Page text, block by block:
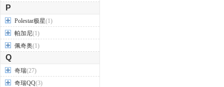
P
Polestar极星(1)
帕加尼(1)
佩奇奥(1)
Q
奇瑞(27)
奇瑞QQ(3)